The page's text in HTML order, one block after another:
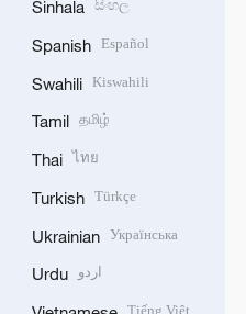
Sinhala සිංහල
Spanish Español
Swahili Kiswahili
Tamil தமிழ்
Thai ไทย
Turkish Türkçe
Ukrainian Українська
Urdu اردو